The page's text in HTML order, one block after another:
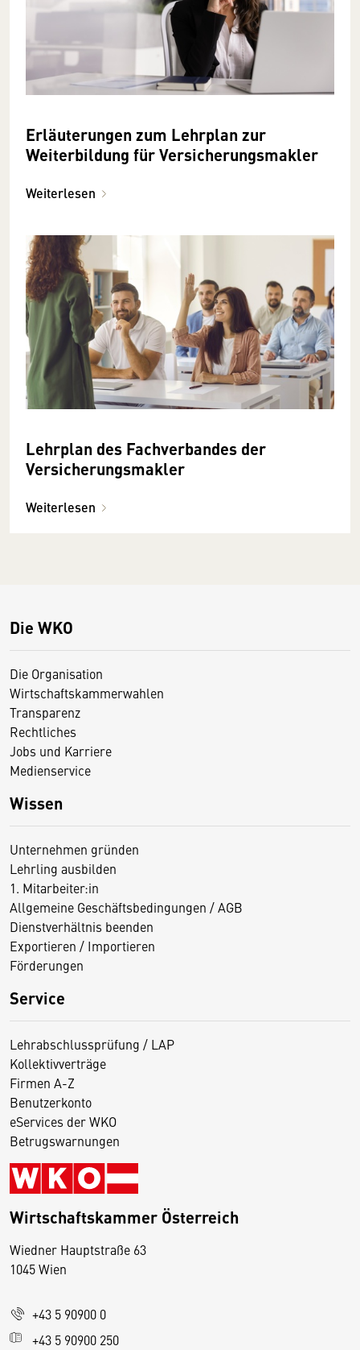
Erläuterungen zum Lehrplan zur
Weiterbildung für Versicherungsmakler
Weiterlesen
Lehrplan des Fachverbandes der
Versicherungsmakler
Weiterlesen
Die WKO
Die Organisation
Wirtschaftskammerwahlen
Transparenz
Rechtliches
Jobs und Karriere
Medienservice
Wissen
Unternehmen gründen
Lehrling ausbilden
1. Mitarbeiter:in
Allgemeine Geschäftsbedingungen / AGB
Dienstverhältnis beenden
Exportieren / Importieren
Förderungen
Service
Lehrabschlussprüfung / LAP
Kollektivverträge
Firmen A-Z
Benutzerkonto
eServices der WKO
Betrugswarnungen
Wirtschaftskammer Österreich
Wiedner Hauptstraße 63
1045 Wien
+43 5 90900 0
+43 5 90900 250
D
s
e